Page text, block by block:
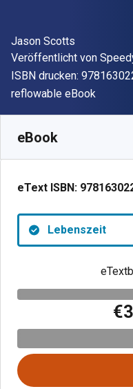
Autor(en)
Jason Scotts
Verleger
Veröffentlicht von
ISBN drucken:
Format
reflowable eBook
eBook
eText ISBN:
Lebenszeit